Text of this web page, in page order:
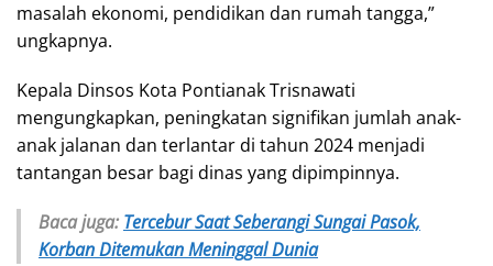
masalah ekonomi, pendidikan dan rumah tangga,”
ungkapnya.
Kepala Dinsos Kota Pontianak Trisnawati
mengungkapkan, peningkatan signifikan jumlah anak-
anak jalanan dan terlantar di tahun 2024 menjadi
tantangan besar bagi dinas yang dipimpinnya.
Baca juga: Tercebur Saat Seberangi Sungai Pasok,
Korban Ditemukan Meninggal Dunia